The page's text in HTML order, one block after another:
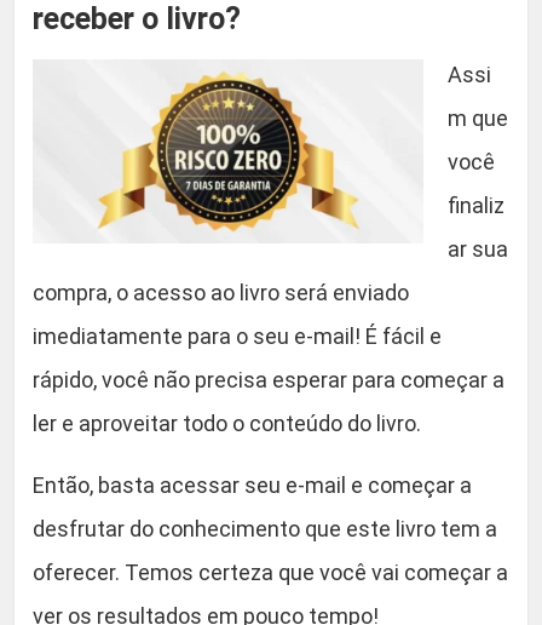
receber o livro?
Assi
m que
você
finaliz
ar sua
compra, o acesso ao livro será enviado
imediatamente para o seu e-mail! É fácil e
rápido, você não precisa esperar para começar a
ler e aproveitar todo o conteúdo do livro.
Então, basta acessar seu e-mail e começar a
desfrutar do conhecimento que este livro tem a
oferecer. Temos certeza que você vai começar a
ver os resultados em pouco tempo!